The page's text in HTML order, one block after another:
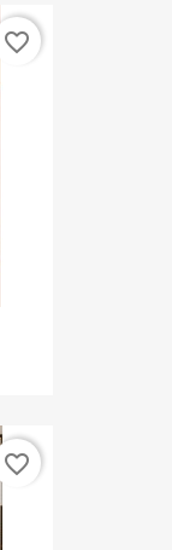
favorite_border
favorite_border